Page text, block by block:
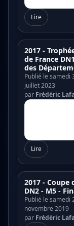
Lire
2017 -
de France
des
Publié le
juillet 2023
par Frédéric
Lire
2017 - Coupe
DN2 - M5 -
Publié le
novembre 2019
par Frédéric